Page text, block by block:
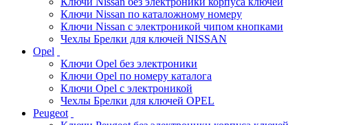
Ключи Nissan по каталожному номеру
Ключи Nissan с электроникой чипом кнопками
Чехлы Брелки для ключей NISSAN
Opel
Ключи Opel без электроники
Ключи Opel по номеру каталога
Ключи Opel с электроникой
Чехлы Брелки для ключей OPEL
Peugeot